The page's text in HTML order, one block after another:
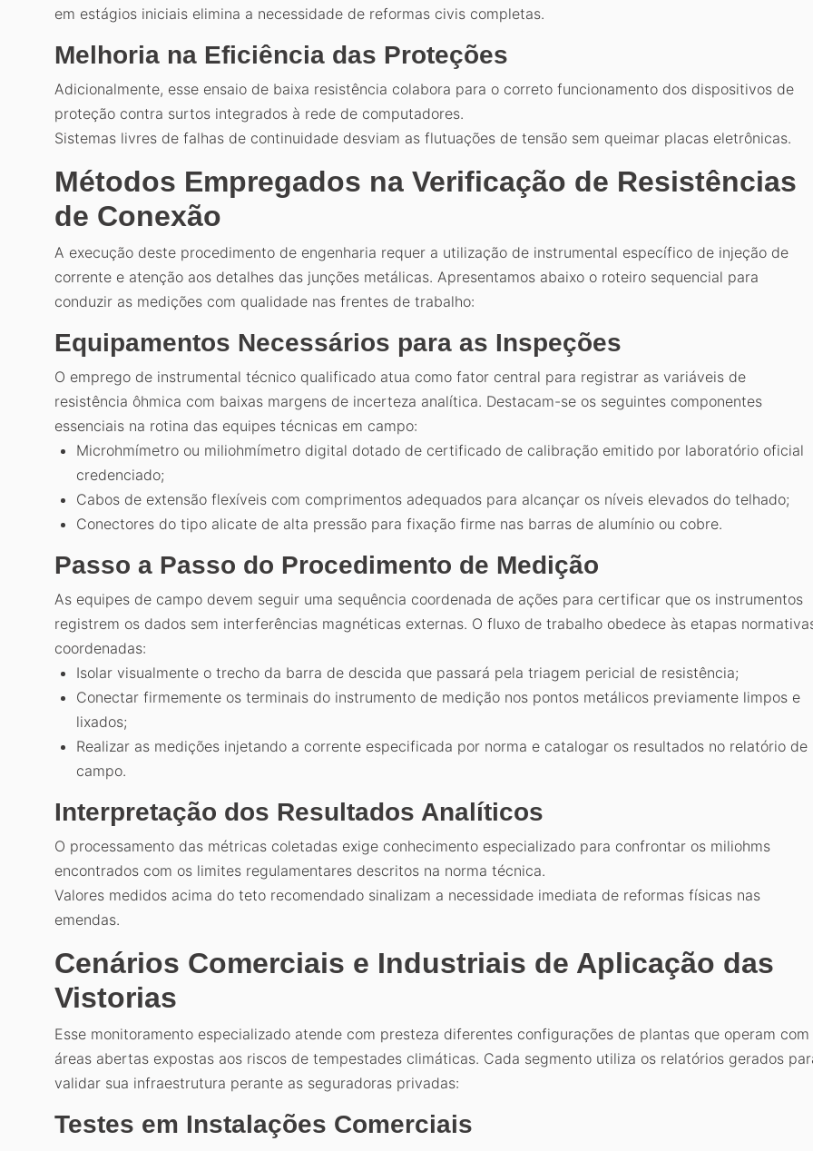
em estágios iniciais elimina a necessidade de reformas civis completas.
Melhoria na Eficiência das Proteções
Adicionalmente, esse ensaio de baixa resistência colabora para o correto funcionamento dos dispositivos de
proteção contra surtos integrados à rede de computadores.
Sistemas livres de falhas de continuidade desviam as flutuações de tensão sem queimar placas eletrônicas.
Métodos Empregados na Verificação de Resistências
de Conexão
A execução deste procedimento de engenharia requer a utilização de instrumental específico de injeção de
corrente e atenção aos detalhes das junções metálicas. Apresentamos abaixo o roteiro sequencial para
conduzir as medições com qualidade nas frentes de trabalho:
Equipamentos Necessários para as Inspeções
O emprego de instrumental técnico qualificado atua como fator central para registrar as variáveis de
resistência ôhmica com baixas margens de incerteza analítica. Destacam-se os seguintes componentes
essenciais na rotina das equipes técnicas em campo:
Microhmímetro ou miliohmímetro digital dotado de certificado de calibração emitido por laboratório oficial
credenciado;
Cabos de extensão flexíveis com comprimentos adequados para alcançar os níveis elevados do telhado;
Conectores do tipo alicate de alta pressão para fixação firme nas barras de alumínio ou cobre.
Passo a Passo do Procedimento de Medição
As equipes de campo devem seguir uma sequência coordenada de ações para certificar que os instrumentos
registrem os dados sem interferências magnéticas externas. O fluxo de trabalho obedece às etapas
coordenadas:
Isolar visualmente o trecho da barra de descida que passará pela triagem pericial de resistência;
Conectar firmemente os terminais do instrumento de medição nos pontos metálicos previamente limpos e
lixados;
Realizar as medições injetando a corrente especificada por norma e catalogar os resultados no relatório de
campo.
Interpretação dos Resultados Analíticos
O processamento das métricas coletadas exige conhecimento especializado para confrontar os miliohms
encontrados com os limites regulamentares descritos na norma técnica.
Valores medidos acima do teto recomendado sinalizam a necessidade imediata de reformas físicas nas
emendas.
Cenários Comerciais e Industriais de Aplicação das
Vistorias
Esse monitoramento especializado atende com presteza diferentes configurações de plantas que operam com
áreas abertas expostas aos riscos de tempestades climáticas. Cada segmento utiliza os relatórios gerados
validar sua infraestrutura perante as seguradoras privadas:
Testes em Instalações Comerciais